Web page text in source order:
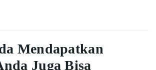
Mendapatkan
Juga Bisa